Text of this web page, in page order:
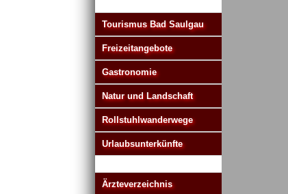
Tourismus Bad Saulgau
Freizeitangebote
Gastronomie
Natur und Landschaft
Rollstuhlwanderwege
Urlaubsunterkünfte
Ärzteverzeichnis